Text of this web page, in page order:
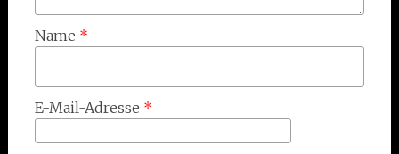
Name *
E-Mail-Adresse *